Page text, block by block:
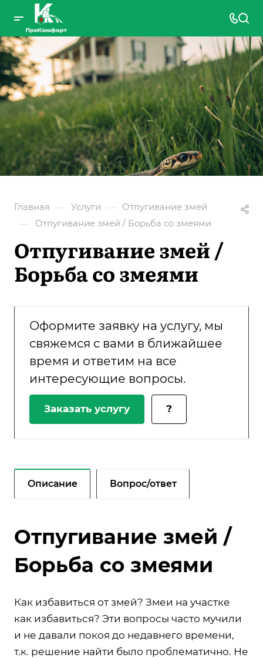
Главная — Услуги — Отпугивание змей
— Отпугивание змей / Борьба со змеями
Отпугивание змей /
Борьба со змеями
Оформите заявку на услугу, мы
свяжемся с вами в ближайшее
время и ответим на все
интересующие вопросы.
Заказать услугу ?
Описание Вопрос/ответ
Отпугивание змей /
Борьба со змеями
Как избавиться от змей? Змеи на участке
как избавиться? Эти вопросы часто мучили
и не давали покоя до недавнего времени,
т.к. решение найти было проблематично. Не